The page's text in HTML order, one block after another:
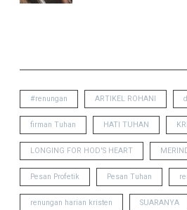
#renungan ARTIKEL ROHANI
firman Tuhan HATI TUHAN
LONGING FOR HOD'S HEART
Pesan Profetik Pesan Tuhan
renungan harian kristen SUARANYA